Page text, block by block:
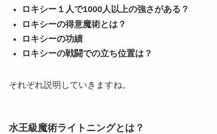
ロキシー１人で1000人以上の強さがある？
ロキシーの得意魔術とは？
ロキシーの功績
ロキシーの戦闘での立ち位置は？
それぞれ説明していきますね。
水王級魔術ライトニングとは？